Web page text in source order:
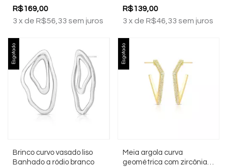
18k
R$169,00
3 x de R$56,33 sem juros
Banhado a ouro 18k
R$139,00
3 x de R$46,33 sem juros
Esgotado
Brinco curvo vasado liso
Banhado a ródio branco
Esgotado
Meia argola curva
geométrica com zircônias